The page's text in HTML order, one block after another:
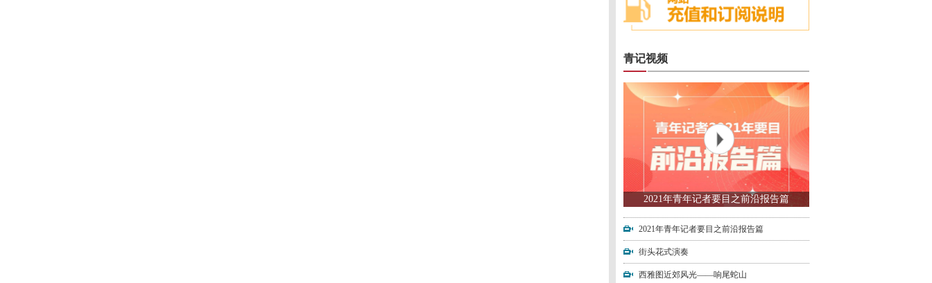
青记视频
2021年青年记者要目之前沿报告篇
2021年青年记者要目之前沿报告篇
街头花式演奏
西雅图近郊风光——响尾蛇山